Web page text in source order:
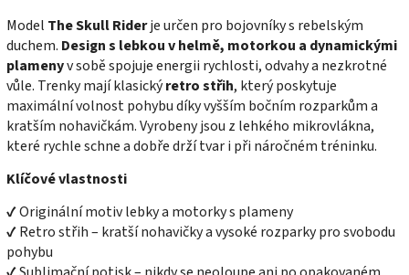
Model The Skull Riderje určen pro bojovníky s rebelským
duchem. Design s lebkou v helmě, motorkou a dynamickými
plamenyv sobě spojuje energii rychlosti, odvahy a nezkrotné
vůle. Trenky mají klasickýretro střih, který poskytuje
maximální volnost pohybu díky vyšším bočním rozparkům a
kratším nohavičkám. Vyrobeny jsou z lehkého mikrovlákna,
které rychle schne a dobře drží tvar i při náročném tréninku.
Klíčové vlastnosti
✔ Originální motiv lebky a motorky s plameny
✔ Retro střih – kratší nohavičky a vysoké rozparky pro svobodu
pohybu